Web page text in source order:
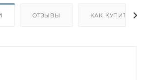
ОТЗЫВЫ КАК КУПИТЬ